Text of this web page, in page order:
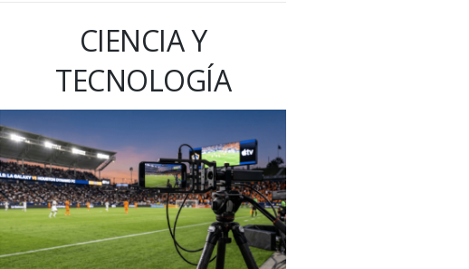
CIENCIA Y
TECNOLOGÍA